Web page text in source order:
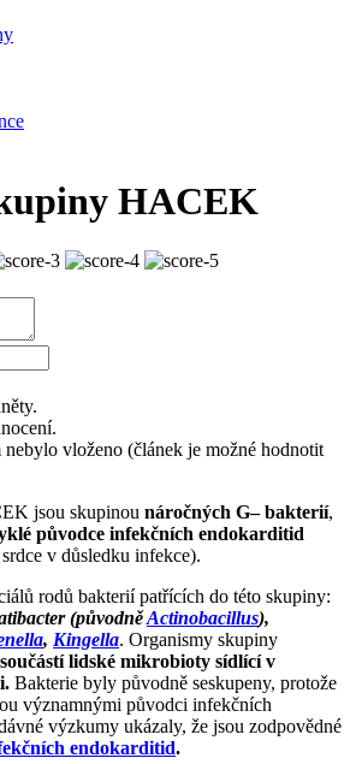
HACEK
nebylo vloženo (článek je možné hodnotit
jsou skupinou náročných G– bakterií,
původce infekčních endokarditid
v důsledku infekce).
rodů bakterií patřících do této skupiny:
(původněActinobacillus),
, Kingella. Organismy skupiny
lidské mikrobioty sídlící v
Bakterie byly původně seskupeny, protože
významnými původci infekčních
výzkumy ukázaly, že jsou zodpovědné
endokarditid.